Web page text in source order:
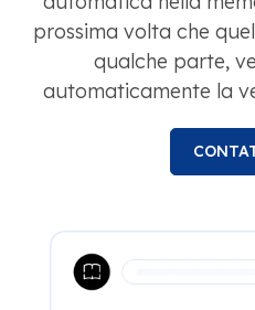
prossima volta che
qualche parte,
automaticamente la